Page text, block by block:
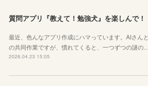
質問アプリ『教えて！勉強犬』を楽しんで！
最近、色んなアプリ作成にハマっています。AIさんと
の共同作業ですが、慣れてくると、一つずつの謎の…
2026.04.23 15:05